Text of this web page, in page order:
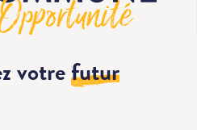
votrefutur